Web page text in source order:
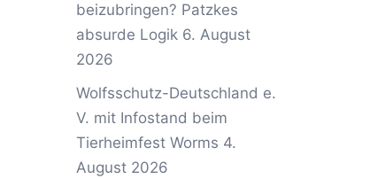
beizubringen? Patzkes
absurde Logik 6. August
2026
Wolfsschutz-Deutschland e.
V. mit Infostand beim
Tierheimfest Worms 4.
August 2026